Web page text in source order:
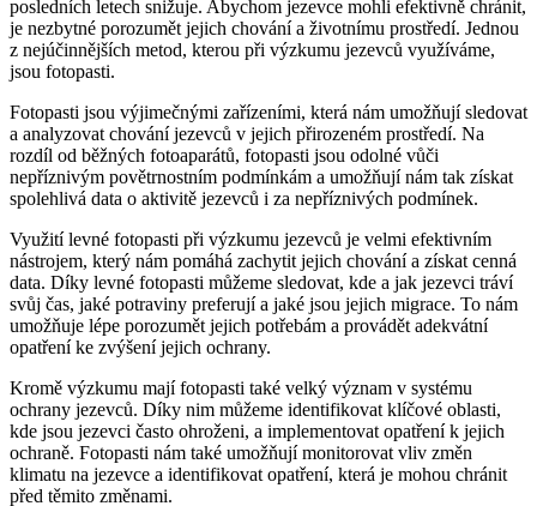
posledních letech snižuje. Abychom jezevce mohli efektivně chránit,
je nezbytné porozumět jejich chování a životnímu prostředí. Jednou
z nejúčinnějších metod, kterou při výzkumu jezevců využíváme,
jsou fotopasti.
Fotopasti jsou výjimečnými zařízeními, která nám umožňují sledovat
a analyzovat chování jezevců v jejich přirozeném prostředí. Na
rozdíl od běžných fotoaparátů, fotopasti jsou odolné vůči
nepříznivým povětrnostním podmínkám a umožňují nám tak získat
spolehlivá data o aktivitě jezevců i za nepříznivých podmínek.
Využití levné fotopasti při výzkumu jezevců je velmi efektivním
nástrojem, který nám pomáhá zachytit jejich chování a získat cenná
data. Díky levné fotopasti můžeme sledovat, kde a jak jezevci tráví
svůj čas, jaké potraviny preferují a jaké jsou jejich migrace. To nám
umožňuje lépe porozumět jejich potřebám a provádět adekvátní
opatření ke zvýšení jejich ochrany.
Kromě výzkumu mají fotopasti také velký význam v systému
ochrany jezevců. Díky nim můžeme identifikovat klíčové oblasti,
kde jsou jezevci často ohroženi, a implementovat opatření k jejich
ochraně. Fotopasti nám také umožňují monitorovat vliv změn
klimatu na jezevce a identifikovat opatření, která je mohou chránit
před těmito změnami.